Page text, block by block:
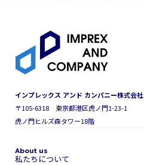
インプレックス アンド カンパニー株式会社
〒105-6318 東京都港区虎ノ門1-23-1
虎ノ門ヒルズ森タワー18階
私たちについて